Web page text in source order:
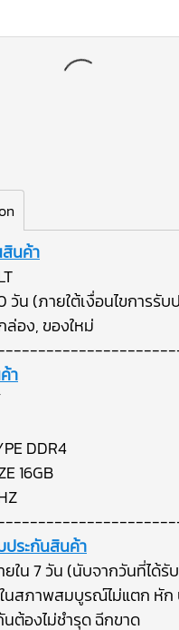
นค้า
วัน (ภายใต้เงื่อนไขการรั
ล่อง, ของใหม่
า
DDR4
16GB
ประกันสินค้า
ใน 7 วัน (นับจากวันที่ได้รั
นสภาพสมบูรณ์ไม่แตก หัก
ต้องไม่ชำรุด ฉีกขาด